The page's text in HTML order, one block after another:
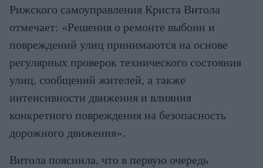
Рижского самоуправления Криста Витола
отмечает: «Решения о ремонте выбоин и
повреждений улиц принимаются на основе
регулярных проверок технического состояния
улиц, сообщений жителей, а также
интенсивности движения и влияния
конкретного повреждения на безопасность
дорожного движения».
Витола пояснила, что в первую очередь